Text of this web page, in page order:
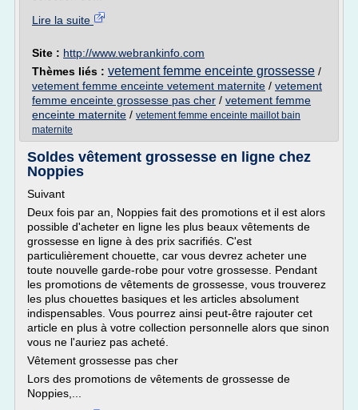
Lire la suite
Site : http://www.webrankinfo.com
Thèmes liés : vetement femme enceinte grossesse /
vetement femme enceinte vetement maternite / vetement
femme enceinte grossesse pas cher / vetement femme
enceinte maternite / vetement femme enceinte maillot bain
maternite
Soldes vêtement grossesse en ligne chez
Noppies
Suivant
Deux fois par an, Noppies fait des promotions et il est alors
possible d'acheter en ligne les plus beaux vêtements de
grossesse en ligne à des prix sacrifiés. C'est
particulièrement chouette, car vous devrez acheter une
toute nouvelle garde-robe pour votre grossesse. Pendant
les promotions de vêtements de grossesse, vous trouverez
les plus chouettes basiques et les articles absolument
indispensables. Vous pourrez ainsi peut-être rajouter cet
article en plus à votre collection personnelle alors que sinon
vous ne l'auriez pas acheté.
Vêtement grossesse pas cher
Lors des promotions de vêtements de grossesse de
Noppies,...